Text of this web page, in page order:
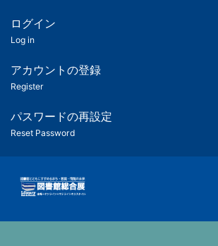
ツ
匿
名
ユ
ー
ー
用
メ
ログイン
Log in
アカウントの登録
Register
パスワードの再設定
Reset Password